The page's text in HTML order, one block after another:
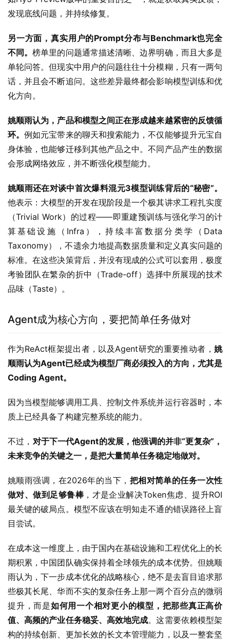
发现底线问题，并持续修复。
另一方面，真实用户的Prompt分布与Benchmark也完全
不同。榜单里的问题通常描述清晰、边界明确，而且大多是
单轮问答。但现实中用户的问题往往十分模糊，只有一两句
话，并且会不断追问。这些差异最终都会影响模型训练和优
化方向。
姚顺雨认为，产品和模型之间正在形成越来越紧密的反馈循
环。例如元宝带来的聊天和搜索能力，不仅能够提升元宝自
身体验，也能够迁移到其他产品之中。不同产品产生的数据
会形成网络效应，并不断强化模型能力。
姚顺雨还在对谈中首次爆料混元3模型训练背后的“秘密”。
他表示：大模型的开发在现阶段是一个极其讲求工程扎实度
（Trivial Work）的过程——即重建预训练与强化学习的计
算基础设施（Infra），持续丰富数据分类学（Data
Taxonomy），不遗余力地提高数据质量和定义真实问题的
标准。在这些决策背后，并没有现成的公式可以套用，极度
考验团队在繁杂的折中（Trade-off）选择中所展现的技术
品味（Taste）。
Agent成为核心方向，要把简单任务做对
作为ReAct框架提出者，以及Agent研究的重要推动者， 姚
顺雨认为Agent已经成为模型厂商必须投入的方向，尤其是
Coding Agent。
因为当模型能够调用工具、控制文件系统并运行容器时，本
质上已经具备了构建完整系统的能力。
不过， 对于下一代Agent的发展，他强调的并非“更复杂”，
未来竞争的关键之一，是把大量简单任务稳定地做对。
姚顺雨强调，在2026年的当下， 把相对简单的任务一次性
做对、做到足够鲁棒，才是企业解决Token焦虑、提升ROI
最关键的破局点。模型不应该在明知走不通的错误路径上盲
目尝试。
在成本这一维度上，由于国内在基础设施和工程优化上的长
期积累，中国团队确实保持着全球领先的成本优势。但姚顺
雨认为，下一步成本优化的战略核心，绝不是去盲目追求那
些极其长尾、华而不实的复杂任务上那一两个百分点的微弱
提升，而是如何用一个相对更小的模型，把那些真正高价
值、高频的产业任务稳妥、高效地完成。这需要依赖模型架
构的持续创新、更加长效的长文本管理能力，以及一整套坚